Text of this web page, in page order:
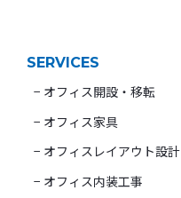
SERVICES
− オフィス開設・移転
− オフィス家具
− オフィスレイアウト設計
− オフィス内装工事